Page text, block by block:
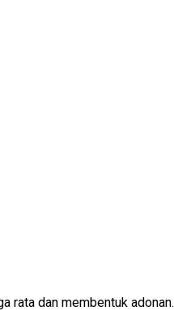
rata dan membentuk adonan.